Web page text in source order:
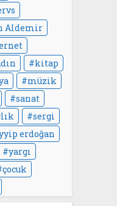
Aldemir
kitap
müzik
sanat
sergi
erdoğan
yargı
çocuk